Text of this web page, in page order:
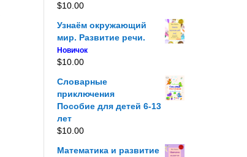
$10.00
Узнаём окружающий
мир. Развитие речи.
Новичок
$10.00
Словарные
приключения
Пособие для детей 6-13
лет
$10.00
Математика и развитие